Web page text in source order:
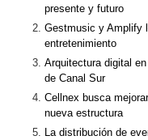
presente y futuro
Gestmusic y Amplify
entretenimiento
Arquitectura digital
de Canal Sur
Cellnex busca
nueva estructura
La distribución de